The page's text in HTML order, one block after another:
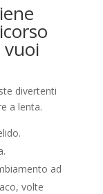
vuoi
divertenti
a lenta.
ad
volte